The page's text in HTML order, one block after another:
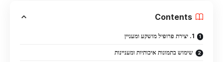
Contents
1. יצירת פרופיל מושקע ומעניין
שימוש בתמונות איכותיות ומעניינות